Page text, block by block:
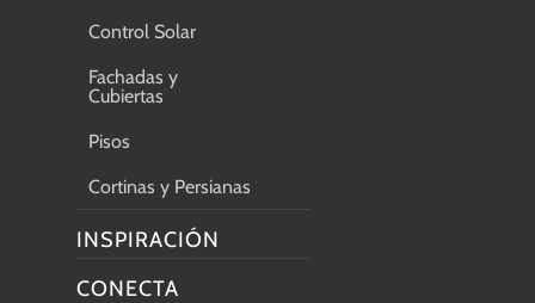
Control Solar
Fachadas y
Cubiertas
Pisos
Cortinas y Persianas
INSPIRACIÓN
CONECTA